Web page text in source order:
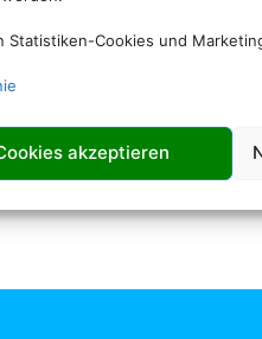
Statistiken-Cookies und
akzeptieren